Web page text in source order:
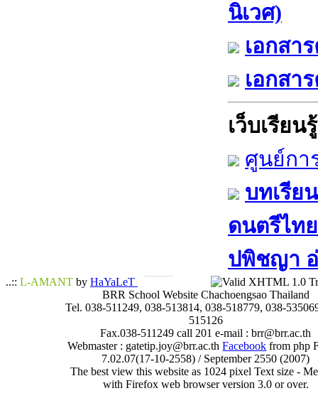
นิเวศ)
เอกสา
เอกสา
เว็บเรียนรู้
ศูนย์กา
บทเรีย
ดนตรีไท
ปพิชญา​ อ่
..:: L-AMANT by HaYaLeT
BRR School Website Chachoengsao Thailand
Tel. 038-511249, 038-513814, 038-518779, 038-
515126
Fax.038-511249 call 201 e-mail : brr@brr.ac.th
Webmaster : gatetip.joy@brr.ac.thFacebook from php
7.02.07(17-10-2558) / September 2550 (2007)
The best view this website as 1024 pixel Text size -
with Firefox web browser version 3.0 or over.